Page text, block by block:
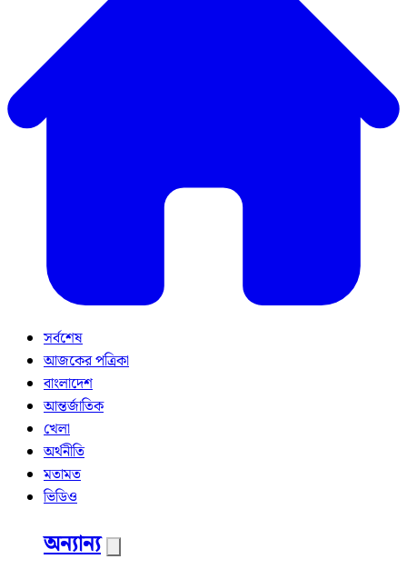
সর্বশেষ
আজকের পত্রিকা
বাংলাদেশ
আন্তর্জাতিক
খেলা
অর্থনীতি
মতামত
ভিডিও
অন্যান্য